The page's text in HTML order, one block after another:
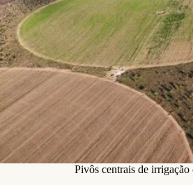
Pivôs centrais de